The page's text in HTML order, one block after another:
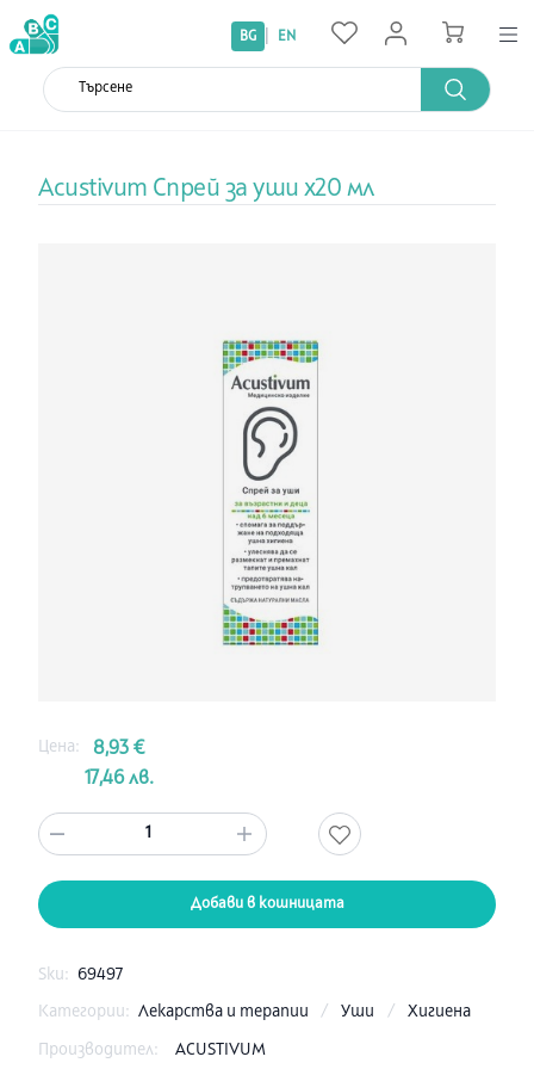
BG EN
Acustivum Спрей за уши х20 мл
Цена:
8,93 €
17,46 лв.
1
Добави в кошницата
Sku: 69497
Категории: Лекарства и терапии / Уши / Хигиена
Производител: ACUSTIVUM